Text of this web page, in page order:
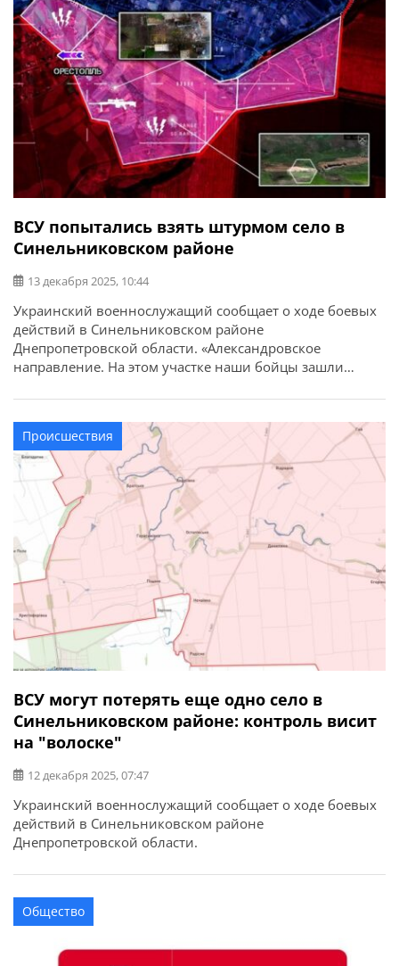
ВСУ попытались взять штурмом село в
Синельниковском районе
13 декабря 2025, 10:44
Украинский военнослужащий сообщает о ходе боевых
действий в Синельниковском районе
Днепропетровской области. «Александровское
направление. На этом участке наши бойцы зашли
врага из Орестополя, который тот раньше занял и
считал своим. Под прикрытием темпа и правильно
выбранного момента наши казаки пересекли мост и
ударили с юго-востока, сразу завязав […]
Происшествия
ВСУ могут потерять еще одно село в
Синельниковском районе: контроль висит
на "волоске"
12 декабря 2025, 07:47
Украинский военнослужащий сообщает о ходе боевых
действий в Синельниковском районе
Днепропетровской области.
Общество